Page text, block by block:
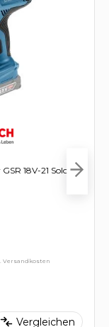
18V-21 Solo -
Versandkosten
Vergleichen